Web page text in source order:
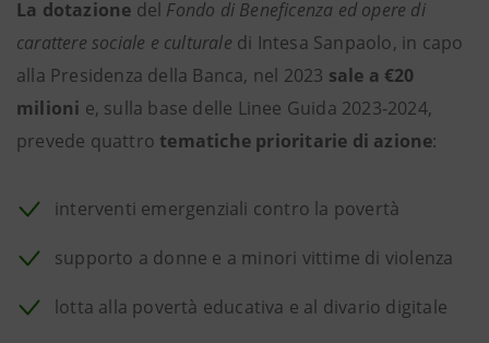
La dotazione del Fondo di Beneficenza ed opere di
carattere sociale e culturale di Intesa Sanpaolo, in capo
alla Presidenza della Banca, nel 2023 sale a €20
milioni e, sulla base delle Linee Guida 2023-2024,
prevede quattro tematiche prioritarie di azione:
interventi emergenziali contro la povertà
supporto a donne e a minori vittime di violenza
lotta alla povertà educativa e al divario digitale